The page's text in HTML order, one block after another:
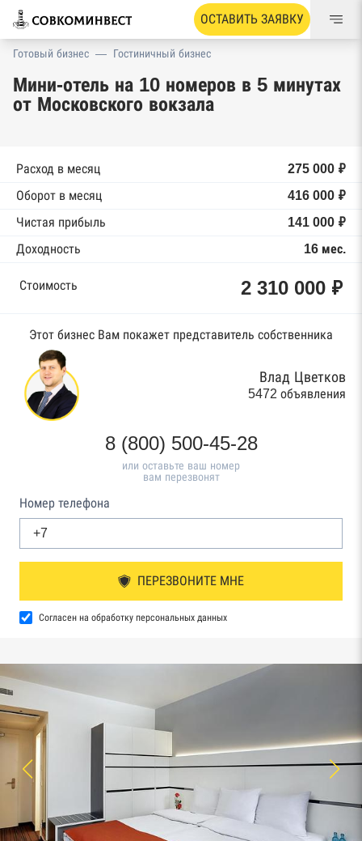
ОСТАВИТЬ ЗАЯВКУ
Готовый бизнес — Гостиничный бизнес
Мини-отель на 10 номеров в 5 минутах
от Московского вокзала
Расход в месяц
275 000 ₽
Оборот в месяц
416 000 ₽
Чистая прибыль
141 000 ₽
Доходность
16 мес.
Стоимость 2 310 000 ₽
Этот бизнес Вам покажет представитель собственника
Влад Цветков
5472 объявления
8 (800) 500-45-28
или оставьте ваш номер
вам перезвонят
Номер телефона
ПЕРЕЗВОНИТЕ МНЕ
Согласен на обработку персональных данных